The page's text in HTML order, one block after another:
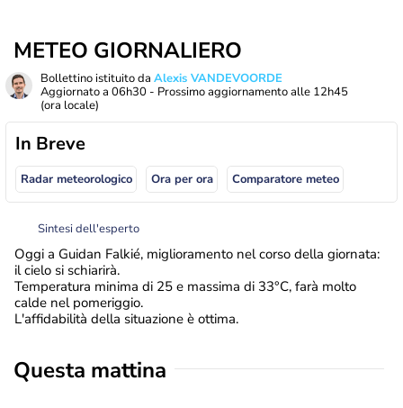
METEO GIORNALIERO
Bollettino istituito da Alexis VANDEVOORDE
Aggiornato a 06h30 - Prossimo aggiornamento alle 12h45
(ora locale)
In Breve
Radar meteorologico Ora per ora Comparatore meteo
Sintesi dell'esperto
Oggi a Guidan Falkié, miglioramento nel corso della giornata:
il cielo si schiarirà.
Temperatura minima di 25 e massima di 33°C, farà molto
calde nel pomeriggio.
L'affidabilità della situazione è ottima.
Questa mattina